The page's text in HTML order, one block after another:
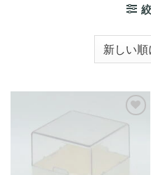
ほし